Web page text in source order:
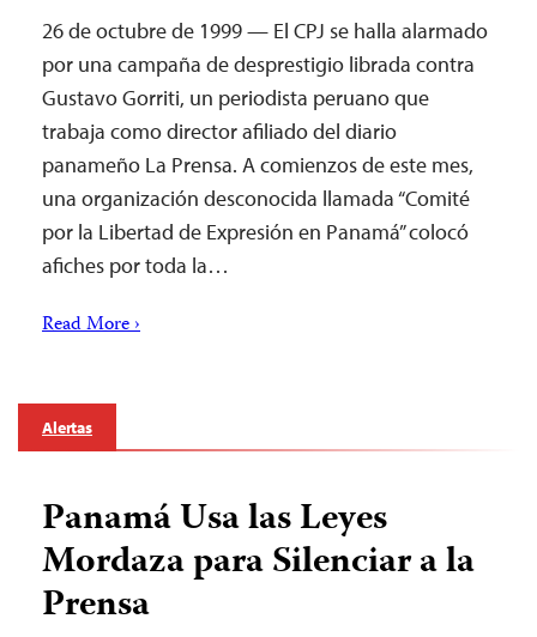
26 de octubre de 1999 — El CPJ se halla alarmado
por una campaña de desprestigio librada contra
Gustavo Gorriti, un periodista peruano que
trabaja como director afiliado del diario
panameño La Prensa. A comienzos de este mes,
una organización desconocida llamada “Comité
por la Libertad de Expresión en Panamá” colocó
afiches por toda la…
Read More ›
Alertas
Panamá Usa las Leyes
Mordaza para Silenciar a la
Prensa